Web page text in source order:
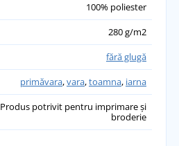
100% poliester
280 g/m2
fără glugă
primăvara,vara,toamna, iarna
Produs potrivit pentru imprimare și
broderie